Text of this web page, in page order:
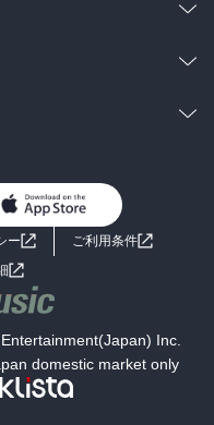
子向けラノベ
小説
問い合わせ
ー
ご利用条件
Inc.
domestic market only